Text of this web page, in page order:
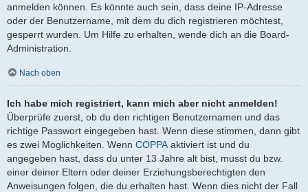
anmelden können. Es könnte auch sein, dass deine IP-Adresse
oder der Benutzername, mit dem du dich registrieren möchtest,
gesperrt wurden. Um Hilfe zu erhalten, wende dich an die Board-
Administration.
Nach oben
Ich habe mich registriert, kann mich aber nicht anmelden!
Überprüfe zuerst, ob du den richtigen Benutzernamen und das
richtige Passwort eingegeben hast. Wenn diese stimmen, dann gibt
es zwei Möglichkeiten. Wenn COPPA aktiviert ist und du
angegeben hast, dass du unter 13 Jahre alt bist, musst du bzw.
einer deiner Eltern oder deiner Erziehungsberechtigten den
Anweisungen folgen, die du erhalten hast. Wenn dies nicht der Fall